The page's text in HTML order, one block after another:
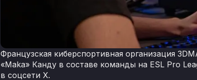
Французская киберспортивная организация
«Maka» Канду в составе команды на ESL Pro
в соцсети X.